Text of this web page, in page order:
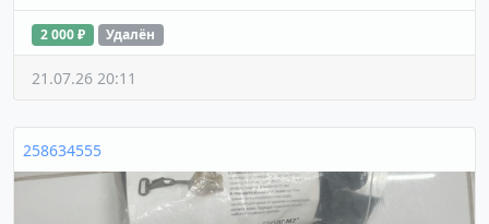
2 000 ₽ Удалён
21.07.26 20:11
258634555